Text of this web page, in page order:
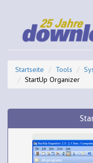
Startseite Tools
StartUp Organizer